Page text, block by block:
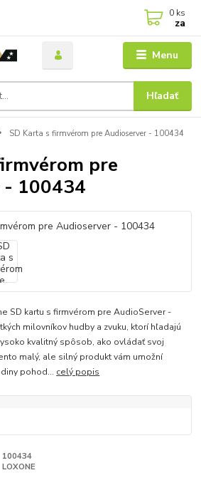
Menu
Hľadať
0 ks
za
SD Karta s firmvérom pre Audioserver - 100434
pre
100434
SD kartu s firmvérom pre AudioServer -
milovníkov hudby a zvuku, ktorí hľadajú
kvalitný spôsob, ako ovládať svoj
malý, ale silný produkt vám umožní
pohod... celý popis
100434
LOXONE